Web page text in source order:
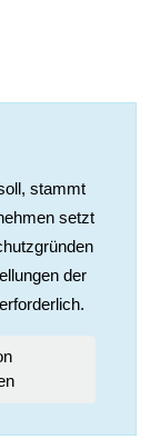
stammt
setzt
der